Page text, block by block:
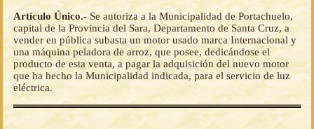
Artículo Único.- Se autoriza a la Municipalidad de Portachuelo,
capital de la Provincia del Sara, Departamento de Santa Cruz, a
vender en pública subasta un motor usado marca Internacional y
una máquina peladora de arroz, que posee, dedicándose el
producto de esta venta, a pagar la adquisición del nuevo motor
que ha hecho la Municipalidad indicada, para el servicio de luz
eléctrica.